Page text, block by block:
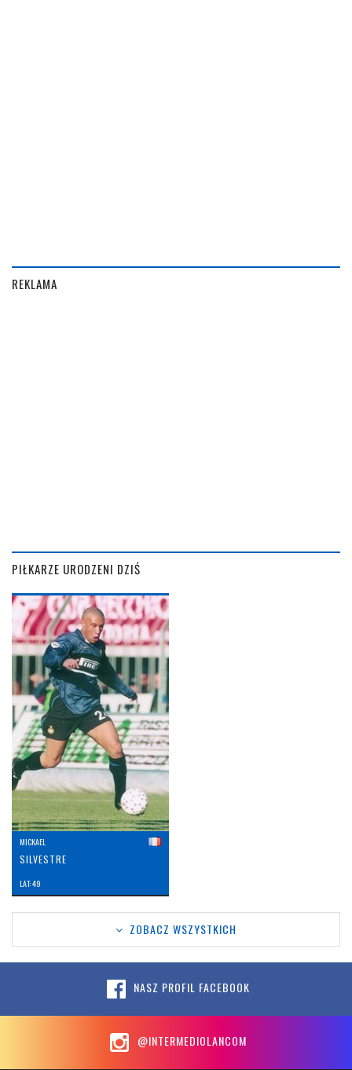
REKLAMA
PIŁKARZE URODZENI DZIŚ
MICKAEL
SILVESTRE
LAT: 49
ZOBACZ WSZYSTKICH
NASZ PROFIL FACEBOOK
@INTERMEDIOLANCOM